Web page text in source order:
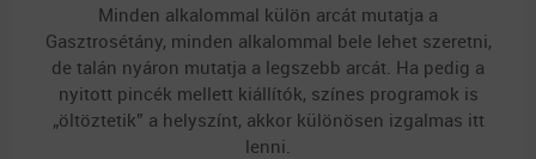
Minden alkalommal külön arcát mutatja a
Gasztrosétány, minden alkalommal bele lehet szeretni,
de talán nyáron mutatja a legszebb arcát. Ha pedig a
nyitott pincék mellett kiállítók, színes programok is
„öltöztetik” a helyszínt, akkor különösen izgalmas itt
lenni.